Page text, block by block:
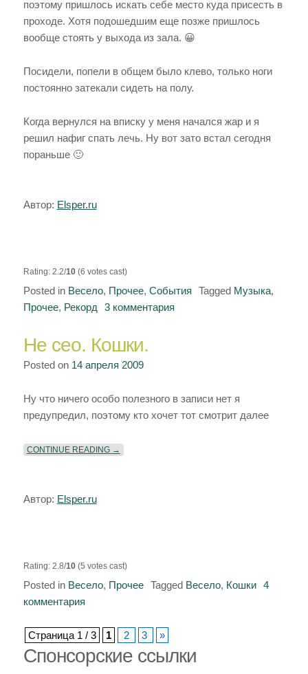
поэтому пришлось искать себе место куда присесть в
проходе. Хотя подошедшим еще позже пришлось
вообще стоять у выхода из зала. 😀
Посидели, попели в общем было клево, только ноги
постоянно затекали сидеть на полу.
Когда вернулся на вписку у меня начался жар и я
решил нафиг спать лечь. Ну вот зато встал сегодня
пораньше 🙂
Автор: Elsper.ru
Rating: 2.2/10(6 votes cast)
Posted in Весело, Прочее, События Tagged Музыка,
Прочее, Рекорд 3 комментария
Не сео. Кошки.
Posted on 14 апреля 2009
Ну что ничего особо полезного в записи нет я
предупредил, поэтому кто хочет тот смотрит далее
CONTINUE READING «НЕ СЕО. КОШКИ.»
→
Автор: Elsper.ru
Rating: 2.8/10(5 votes cast)
Posted in Весело, Прочее Tagged Весело, Кошки
4
комментария
Не
сео.
Кошки.
Страница 1 / 3 1 2 3 »
Спoнcopcкиe ссылки